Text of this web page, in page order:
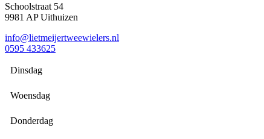
Schoolstraat 54
9981 AP Uithuizen
info@lietmeijertweewielers.nl
0595 433625
Dinsdag
Woensdag
Donderdag